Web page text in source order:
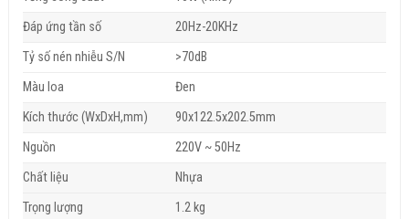
Đáp ứng tần số
20Hz-20KHz
Tỷ số nén nhiễu S/N
>70dB
Màu loa
Đen
Kích thước (WxDxH,mm)
90x122.5x202.5mm
Nguồn
220V ~ 50Hz
Chất liệu
Nhựa
Trọng lượng
1.2 kg